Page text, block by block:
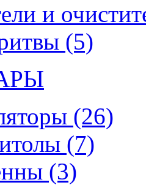
и
(5)
(26)
(7)
(3)